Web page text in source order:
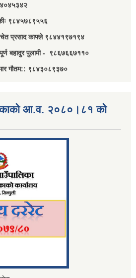
९८४५७८९५५६
चेत प्रसाद काफ्ले ९८४४१९७१९४
बहादुर पुलामी - ९८६७६६७११०
गौतम:: ९८४३०८९३७०
आ.व. २०८०।८१ को